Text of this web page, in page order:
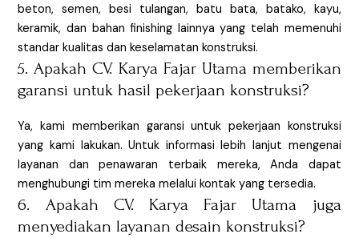
beton, semen, besi tulangan, batu bata, batako, kayu,
keramik, dan bahan finishing lainnya yang telah memenuhi
standar kualitas dan keselamatan konstruksi.
5. Apakah CV. Karya Fajar Utama memberikan
garansi untuk hasil pekerjaan konstruksi?
Ya, kami memberikan garansi untuk pekerjaan konstruksi
yang kami lakukan. Untuk informasi lebih lanjut mengenai
layanan dan penawaran terbaik mereka, Anda dapat
menghubungi tim mereka melalui kontak yang tersedia.
6. Apakah CV. Karya Fajar Utama juga
menyediakan layanan desain konstruksi?